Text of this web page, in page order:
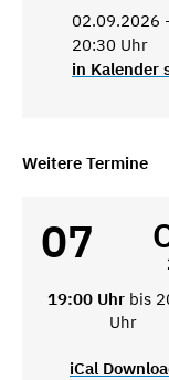
02.09.2026
20:30 Uhr
in Kalender
Weitere Termine
07
19:00 Uhr bis
Uhr
iCal